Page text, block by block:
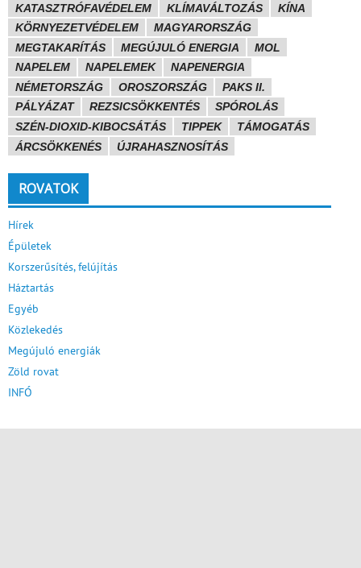
KATASZTRÓFAVÉDELEM
KLÍMAVÁLTOZÁS
KÍNA
KÖRNYEZETVÉDELEM
MAGYARORSZÁG
MEGTAKARÍTÁS
MEGÚJULÓ ENERGIA
MOL
NAPELEM
NAPELEMEK
NAPENERGIA
NÉMETORSZÁG
OROSZORSZÁG
PAKS II.
PÁLYÁZAT
REZSICSÖKKENTÉS
SPÓROLÁS
SZÉN-DIOXID-KIBOCSÁTÁS
TIPPEK
TÁMOGATÁS
ÁRCSÖKKENÉS
ÚJRAHASZNOSÍTÁS
ROVATOK
Hírek
Épületek
Korszerűsítés, felújítás
Háztartás
Egyéb
Közlekedés
Megújuló energiák
Zöld rovat
INFÓ